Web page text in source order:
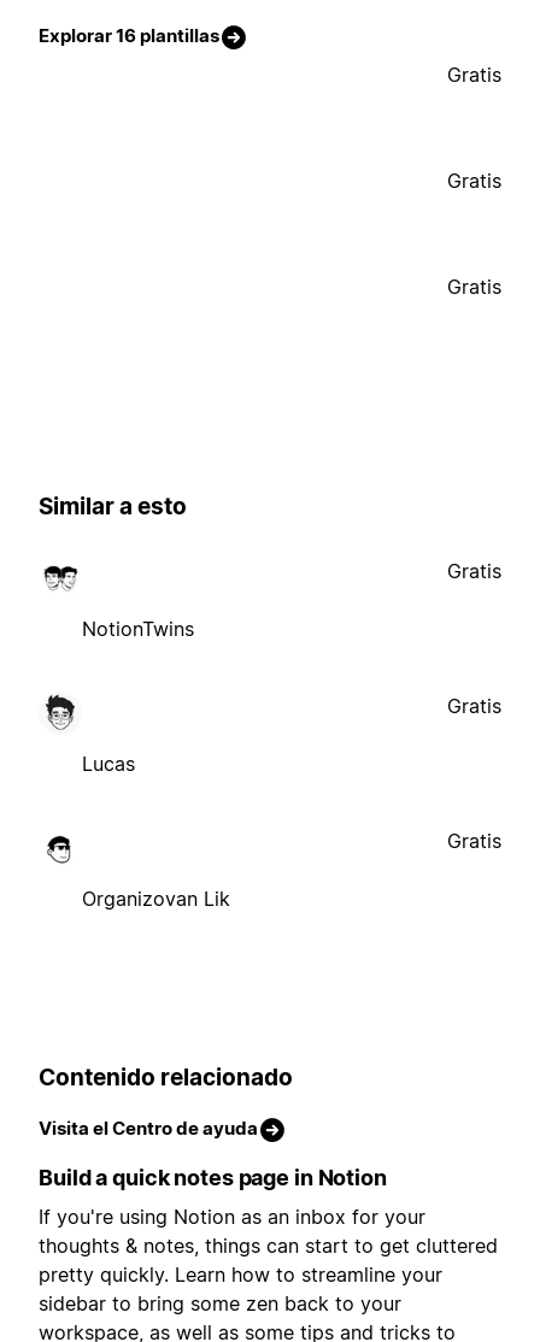
Explorar 16 plantillas
Gratis
Gratis
Gratis
Similar a esto
NotionTwins
Gratis
Lucas
Gratis
Organizovan Lik
Gratis
Contenido relacionado
Visita el Centro de ayuda
Build a quick notes page in Notion
If you're using Notion as an inbox for your
thoughts & notes, things can start to get cluttered
pretty quickly. Learn how to streamline your
sidebar to bring some zen back to your
workspace, as well as some tips and tricks to